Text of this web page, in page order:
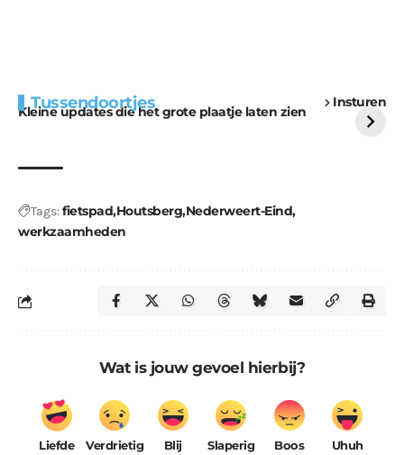
Tussendoortjes Insturen
Kleine updates die het grote plaatje laten zien
voor kabouters
uitdaging
Tags:fietspadHoutsbergNederweert-Eind
werkzaamheden
Wat is jouw gevoel hierbij?
Liefde Verdrietig Blij Slaperig Boos Uhuh